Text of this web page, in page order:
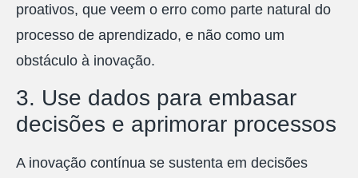
proativos, que veem o erro como parte natural do
processo de aprendizado, e não como um
obstáculo à inovação.
3. Use dados para embasar
decisões e aprimorar processos
A inovação contínua se sustenta em decisões